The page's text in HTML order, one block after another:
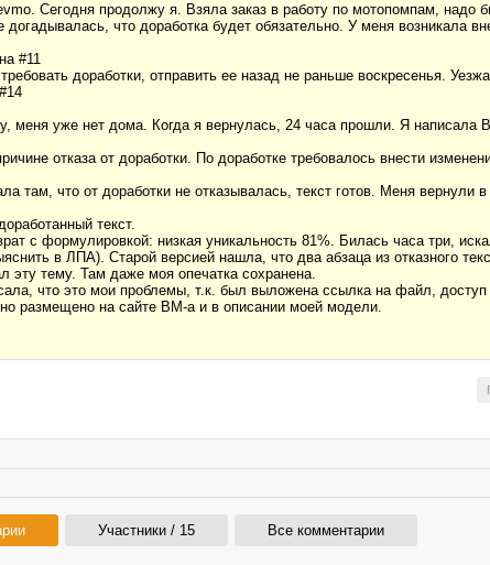
Сегодня продолжу я. Взяла заказ в работу по мотопомпам, надо
что доработка будет обязательно. У меня возникала
#11
доработки, отправить ее назад не раньше воскресенья.
меня уже нет дома. Когда я вернулась, 24 часа прошли. Я
отказа от доработки. По доработке требовалось внести
там, что от доработки не отказывалась, текст готов. Меня вернули
текст.
с формулировкой: низкая уникальность 81%. Билась часа три,
в ЛПА). Старой версией нашла, что два абзаца из отказного
эту тему. Там даже моя опечатка сохранена.
что это мои проблемы, т.к. был выложена ссылка на файл, доступ
размещено на сайте ВМ-а и в описании моей модели.
Участники / 15 Все комментарии